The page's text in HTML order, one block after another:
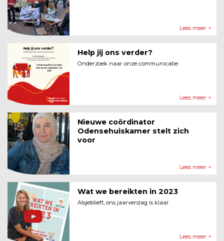
Lees meer >
Help jij ons verder?
Onderzoek naar onze communicatie
Lees meer >
Nieuwe coördinator
Odensehuiskamer stelt zich
voor
Lees meer >
Wat we bereikten in 2023
Alsjeblieft, ons jaarverslag is klaar.
Lees meer >